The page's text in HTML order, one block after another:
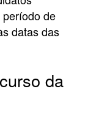
de
datas das
da